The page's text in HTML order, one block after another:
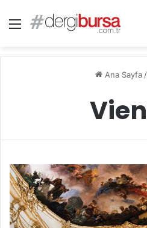
Menü
Ana Sayfa /